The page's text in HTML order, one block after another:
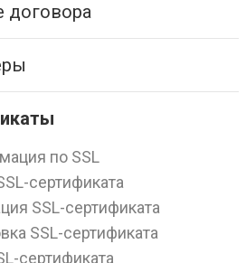
договора
по SSL
сертификата
SSL-сертификата
SSL-сертификата
сертификата